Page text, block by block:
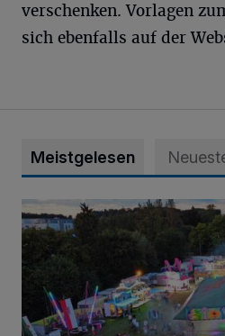
verschenken. Vorlagen
sich ebenfalls auf der
Meistgelesen
Vier Tage mit vollem Programm